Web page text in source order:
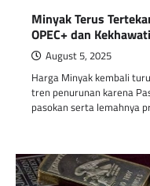
Minyak Terus
OPEC+ dan
August 5, 2025
Harga Minyak kembali
tren penurunan karena
pasokan serta lemahnya